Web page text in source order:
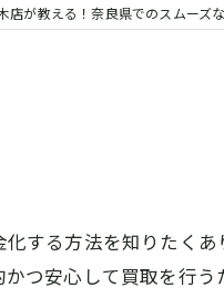
店が教える！奈良県でのスムーズ
する方法を知りたくあ
つ安心して買取を行う